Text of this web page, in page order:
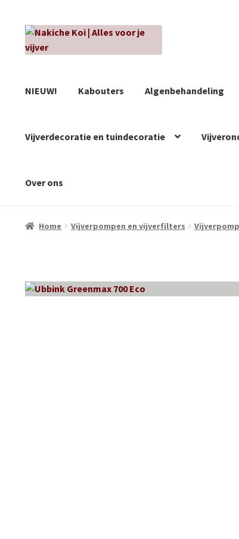
Ga
door
Ga
naar
NIEUW! Kabouters Algenbehandeling
Vijverdecoratie en tuindecoratie
Over ons
Home Vijverpompen en vijverfilters